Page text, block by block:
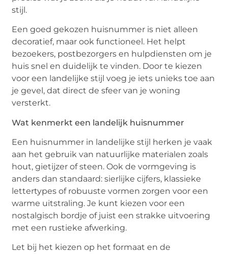
stijl.
Een goed gekozen huisnummer is niet alleen
decoratief, maar ook functioneel. Het helpt
bezoekers, postbezorgers en hulpdiensten om je
huis snel en duidelijk te vinden. Door te kiezen
voor een landelijke stijl voeg je iets unieks toe aan
je gevel, dat direct de sfeer van je woning
versterkt.
Wat kenmerkt een landelijk huisnummer
Een huisnummer in landelijke stijl herken je vaak
aan het gebruik van natuurlijke materialen zoals
hout, gietijzer of steen. Ook de vormgeving is
anders dan standaard: sierlijke cijfers, klassieke
lettertypes of robuuste vormen zorgen voor een
warme uitstraling. Je kunt kiezen voor een
nostalgisch bordje of juist een strakke uitvoering
met een rustieke afwerking.
Let bij het kiezen op het formaat en de